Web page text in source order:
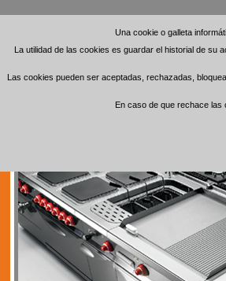
Una cookie o galleta
La utilidad de las cookies es guardar el historial de
Las cookies pueden ser aceptadas, rechazadas,
En caso de que rechace las
Una cookie o galleta
La utilidad de las cookies es guardar el historial de
Las cookies pueden ser aceptadas, rechazadas,
En caso de que rechace las